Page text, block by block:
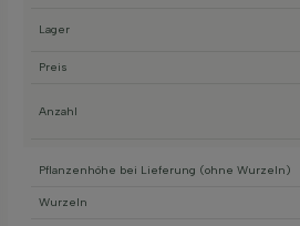
Lager
Preis
Anzahl
Pflanzenhöhe bei Lieferung (ohne Wurzeln)
Wurzeln